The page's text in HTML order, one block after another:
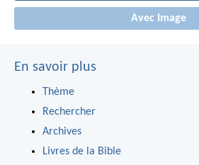
Avec Image
En savoir plus
Thème
Rechercher
Archives
Livres de la Bible